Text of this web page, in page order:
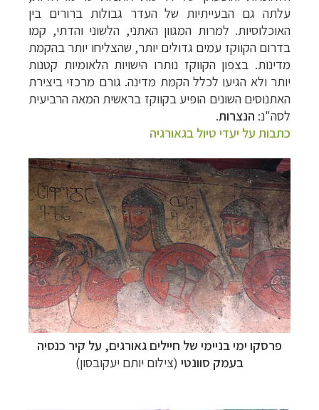
עלתה גם הבעייתיות של העדר גבולות ברורים בין
האוכלוסיות. למרות המגוון האתני, הלשוני והדתי, קמו
בדרום הקווקז עמים גדולים יותר, שהצליחו יותר בהקמת
מדינות. בצפון הקווקז נותרו הישויות הלאומיות קטנות
יותר ולא הגיעו לכלל הקמת מדינה. גורם מרכזי ביצירת
האתנוסים השונים הופיע בקווקז בראשית המאה הרביעית
לסה"נ: הנצרות.
כתבות על יעדי טיול בגאורגיה
פרסקו ימי בניימי של חיילים גאורגים, על קיר כנסיה
בעמק סוונטי (צילום יותם יעקובסון)
מסלולים מוכנים ב-11 יעדים –לחצו לבחירת המסלול
המתאים לכם »
מעטפת לוגיסטית מלאה: מלונות, רכב ופעילויות–
לחצו למידע נוסף »
מערכת ניווט חכמה וליווי לאורך כל הדרך–לחצו
להסבר על השירות »